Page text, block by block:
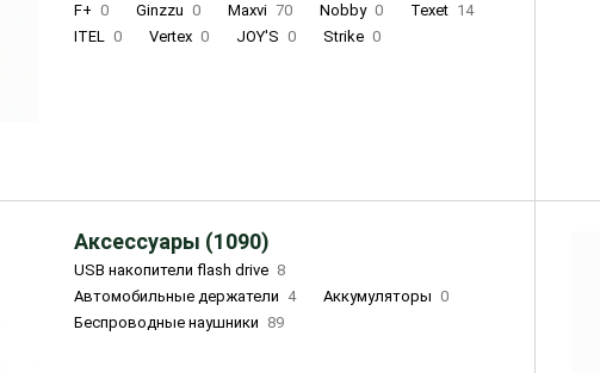
F+ 0 Ginzzu 0 Maxvi 70 Nobby 0 Texet 14
ITEL 0 Vertex 0 JOY'S 0 Strike 0
Аксессуары (1090)
USB накопители flash drive 8
Автомобильные держатели 4 Аккумуляторы 0
Беспроводные наушники 89